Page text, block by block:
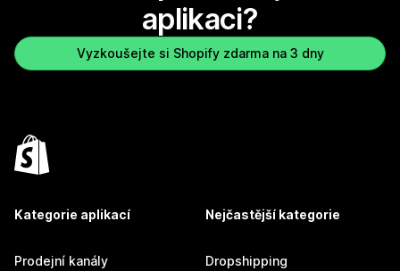
aplikaci?
Vyzkoušejte si Shopify zdarma na 3 dny
Kategorie aplikací
Prodejní kanály
Nejčastější kategorie
Dropshipping